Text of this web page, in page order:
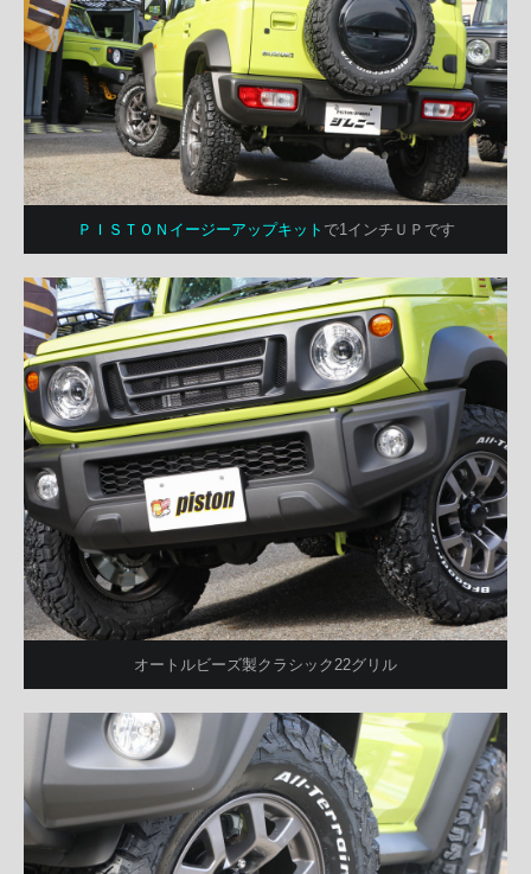
ＰＩＳＴＯＮイージーアップキット で1インチＵＰです
オートルビーズ製クラシック22グリル